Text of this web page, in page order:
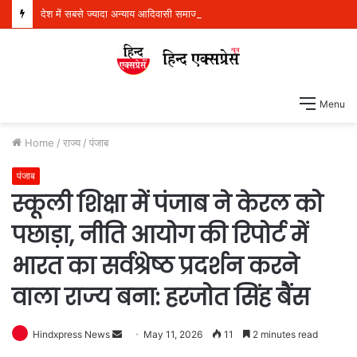
Menu
Home / राज्य / पंजाब
पंजाब
स्कूली शिक्षा में पंजाब ने केरल को
पछाड़ा, नीति आयोग की रिपोर्ट में
भारत का सर्वश्रेष्ठ प्रदर्शन करने
वाला राज्य बना: हरजोत सिंह बैंस
Hindxpress News May 11, 2026 11 2 minutes read